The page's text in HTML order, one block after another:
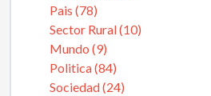
Pais (78)
Sector Rural (10)
Mundo (9)
Politica (84)
Sociedad (24)